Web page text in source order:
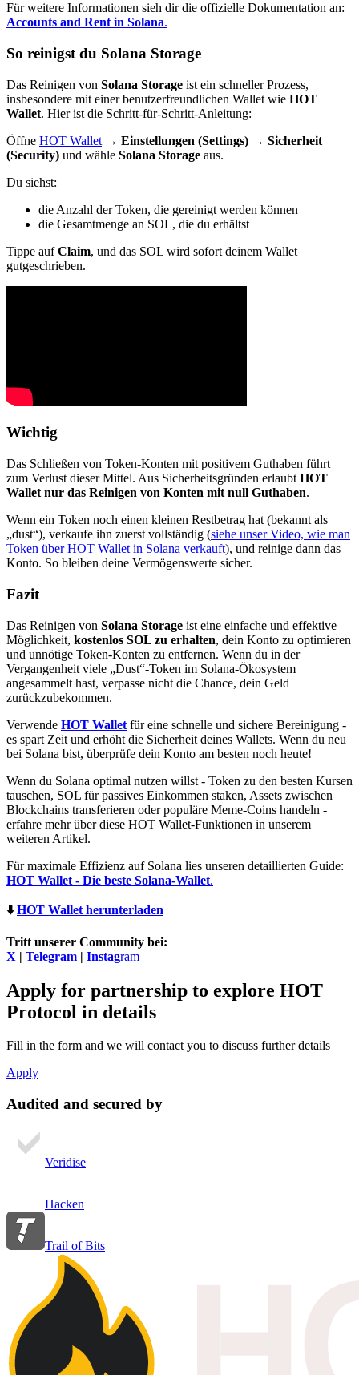
Für weitere Informationen sieh dir die offizielle Dokumentation an:
Accounts and Rent in Solana.
So reinigst du Solana Storage
Das Reinigen von Solana Storage ist ein schneller Prozess,
insbesondere mit einer benutzerfreundlichen Wallet wie HOT
Wallet. Hier ist die Schritt-für-Schritt-Anleitung:
Öffne HOT Wallet → Einstellungen (Settings) → Sicherheit
(Security) und wähle Solana Storage aus.
Du siehst:
die Anzahl der Token, die gereinigt werden können
die Gesamtmenge an SOL, die du erhältst
Tippe aufClaim, und das SOL wird sofort deinem Wallet
gutgeschrieben.
Wichtig
Das Schließen von Token-Konten mit positivem Guthaben führt
zum Verlust dieser Mittel. Aus Sicherheitsgründen erlaubt HOT
Wallet nur das Reinigen von Konten mit null Guthaben.
Wenn ein Token noch einen kleinen Restbetrag hat (bekannt als
„dust“), verkaufe ihn zuerst vollständig (siehe unser Video, wie man
Token über HOT Wallet in Solana verkauft), und reinige dann das
Konto. So bleiben deine Vermögenswerte sicher.
Fazit
Das Reinigen von Solana Storage ist eine einfache und effektive
Möglichkeit, kostenlos SOL zu erhalten, dein Konto zu optimieren
und unnötige Token-Konten zu entfernen. Wenn du in der
Vergangenheit viele „Dust“-Token im Solana-Ökosystem
angesammelt hast, verpasse nicht die Chance, dein Geld
zurückzubekommen.
Verwende HOT Wallet für eine schnelle und sichere Bereinigung -
es spart Zeit und erhöht die Sicherheit deines Wallets. Wenn du neu
bei Solana bist, überprüfe dein Konto am besten noch heute!
Wenn du Solana optimal nutzen willst - Token zu den besten Kursen
tauschen, SOL für passives Einkommen staken, Assets zwischen
Blockchains transferieren oder populäre Meme-Coins handeln -
erfahre mehr über diese HOT Wallet-Funktionen in unserem
weiteren Artikel.
Für maximale Effizienz auf Solana lies unseren detaillierten Guide:
HOT Wallet - Die beste Solana-Wallet.
⬇️ HOT Wallet herunterladen
Tritt unserer Community bei:
X | Telegram | Instagram
Apply for partnership to explore HOT
Protocol in details
Fill in the form and we will contact you to discuss further details
Apply
Audited and secured by
Veridise
Hacken
Trail of Bits